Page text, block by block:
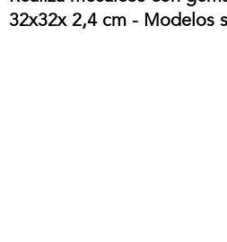
32x32x 2,4 cm - Modelos